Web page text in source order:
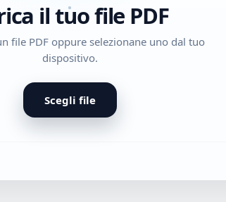
il tuo file PDF
file PDF oppure selezionane uno dal tuo
dispositivo.
Scegli file